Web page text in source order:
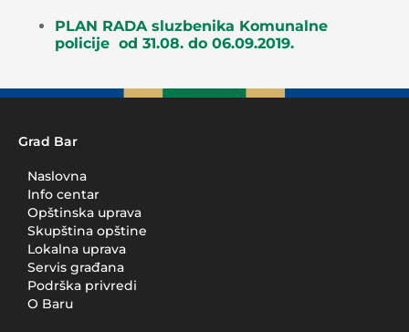
PLAN RADA sluzbenika Komunalne
policije od 31.08. do 06.09.2019.
Grad Bar
Naslovna
Info centar
Opštinska uprava
Skupština opštine
Lokalna uprava
Servis građana
Podrška privredi
O Baru